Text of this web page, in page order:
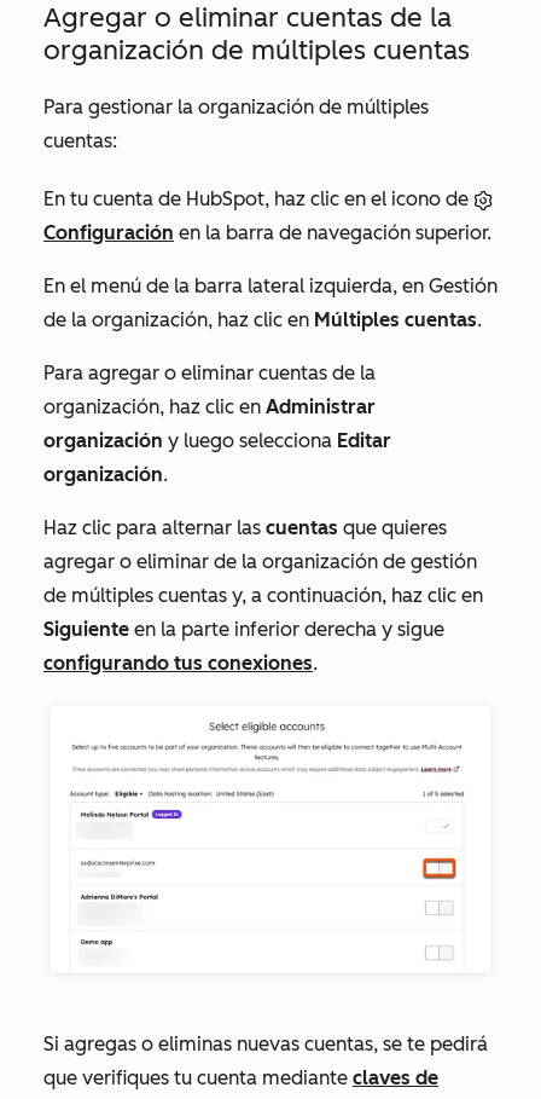
Agregar o eliminar cuentas de la
organización de múltiples cuentas
Para gestionar la organización de múltiples
cuentas:
En tu cuenta de HubSpot, haz clic en el icono de
Configuración en la barra de navegación superior.
En el menú de la barra lateral izquierda, en Gestión
de la organización, haz clic en Múltiples cuentas.
Para agregar o eliminar cuentas de la
organización, haz clic en Administrar
organización y luego selecciona Editar
organización.
Haz clic para alternar las cuentas que quieres
agregar o eliminar de la organización de gestión
de múltiples cuentas y, a continuación, haz clic en
Siguiente en la parte inferior derecha y sigue
configurando tus conexiones.
Si agregas o eliminas nuevas cuentas, se te pedirá
que verifiques tu cuenta mediante claves de